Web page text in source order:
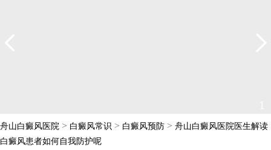
舟山白癜风医院 > 白癜风常识 > 白癜风预防 > 舟山白癜风医院医生解读
白癜风患者如何自我防护呢